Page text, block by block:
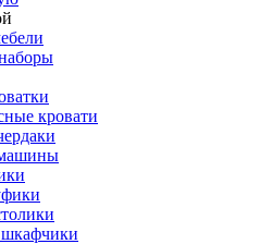
кровати
машины